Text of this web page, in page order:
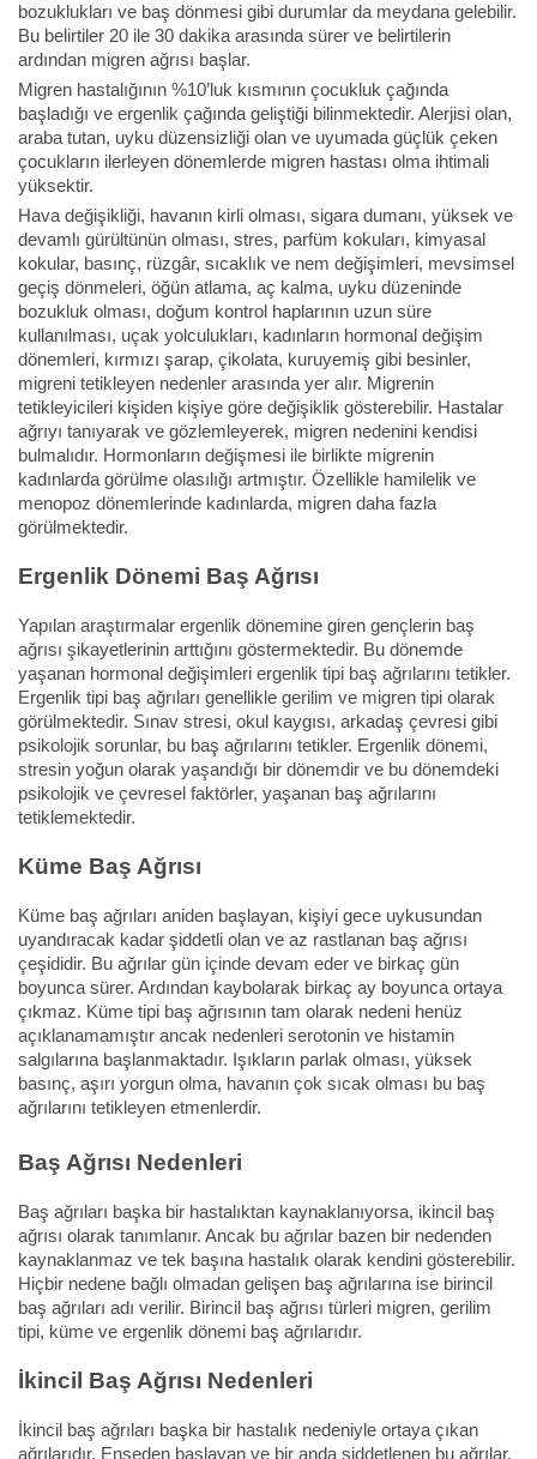
bozuklukları ve baş dönmesi gibi durumlar da meydana gelebilir.
Bu belirtiler 20 ile 30 dakika arasında sürer ve belirtilerin
ardından migren ağrısı başlar.
Migren hastalığının %10’luk kısmının çocukluk çağında
başladığı ve ergenlik çağında geliştiği bilinmektedir. Alerjisi olan,
araba tutan, uyku düzensizliği olan ve uyumada güçlük çeken
çocukların ilerleyen dönemlerde migren hastası olma ihtimali
yüksektir.
Hava değişikliği, havanın kirli olması, sigara dumanı, yüksek ve
devamlı gürültünün olması, stres, parfüm kokuları, kimyasal
kokular, basınç, rüzgâr, sıcaklık ve nem değişimleri, mevsimsel
geçiş dönmeleri, öğün atlama, aç kalma, uyku düzeninde
bozukluk olması, doğum kontrol haplarının uzun süre
kullanılması, uçak yolculukları, kadınların hormonal değişim
dönemleri, kırmızı şarap, çikolata, kuruyemiş gibi besinler,
migreni tetikleyen nedenler arasında yer alır. Migrenin
tetikleyicileri kişiden kişiye göre değişiklik gösterebilir. Hastalar
ağrıyı tanıyarak ve gözlemleyerek, migren nedenini kendisi
bulmalıdır. Hormonların değişmesi ile birlikte migrenin
kadınlarda görülme olasılığı artmıştır. Özellikle hamilelik ve
menopoz dönemlerinde kadınlarda, migren daha fazla
görülmektedir.
Ergenlik Dönemi Baş Ağrısı
Yapılan araştırmalar ergenlik dönemine giren gençlerin baş
ağrısı şikayetlerinin arttığını göstermektedir. Bu dönemde
yaşanan hormonal değişimleri ergenlik tipi baş ağrılarını tetikler.
Ergenlik tipi baş ağrıları genellikle gerilim ve migren tipi olarak
görülmektedir. Sınav stresi, okul kaygısı, arkadaş çevresi gibi
psikolojik sorunlar, bu baş ağrılarını tetikler. Ergenlik dönemi,
stresin yoğun olarak yaşandığı bir dönemdir ve bu dönemdeki
psikolojik ve çevresel faktörler, yaşanan baş ağrılarını
tetiklemektedir.
Küme Baş Ağrısı
Küme baş ağrıları aniden başlayan, kişiyi gece uykusundan
uyandıracak kadar şiddetli olan ve az rastlanan baş ağrısı
çeşididir. Bu ağrılar gün içinde devam eder ve birkaç gün
boyunca sürer. Ardından kaybolarak birkaç ay boyunca ortaya
çıkmaz. Küme tipi baş ağrısının tam olarak nedeni henüz
açıklanamamıştır ancak nedenleri serotonin ve histamin
salgılarına başlanmaktadır. Işıkların parlak olması, yüksek
basınç, aşırı yorgun olma, havanın çok sıcak olması bu baş
ağrılarını tetikleyen etmenlerdir.
Baş Ağrısı Nedenleri
Baş ağrıları başka bir hastalıktan kaynaklanıyorsa, ikincil baş
ağrısı olarak tanımlanır. Ancak bu ağrılar bazen bir nedenden
kaynaklanmaz ve tek başına hastalık olarak kendini gösterebilir.
Hiçbir nedene bağlı olmadan gelişen baş ağrılarına ise birincil
baş ağrıları adı verilir. Birincil baş ağrısı türleri migren, gerilim
tipi, küme ve ergenlik dönemi baş ağrılarıdır.
İkincil Baş Ağrısı Nedenleri
İkincil baş ağrıları başka bir hastalık nedeniyle ortaya çıkan
ağrılarıdır. Enseden başlayan ve bir anda şiddetlenen bu ağrılar,